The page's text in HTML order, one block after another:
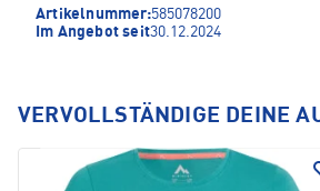
Artikelnummer:585078200
Im Angebot seit30.12.2024
VERVOLLSTÄNDIGE DEINE